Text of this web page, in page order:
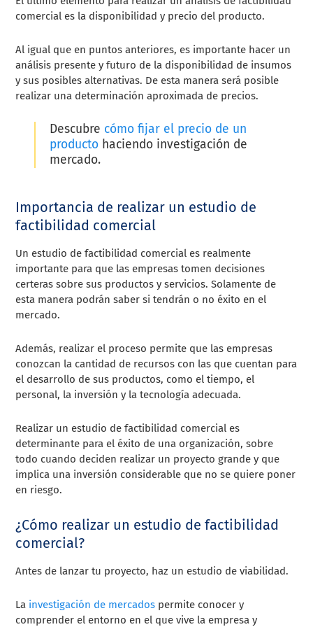
comercial es la disponibilidad y precio del producto.
Al igual que en puntos anteriores, es importante hacer un
análisis presente y futuro de la disponibilidad de insumos
y sus posibles alternativas. De esta manera será posible
realizar una determinación aproximada de precios.
Descubre cómo fijar el precio de un
productohaciendo investigación de
mercado.
Importancia de realizar un estudio de
factibilidad comercial
Un estudio de factibilidad comercial es realmente
importante para que las empresas tomen decisiones
certeras sobre sus productos y servicios. Solamente de
esta manera podrán saber si tendrán o no éxito en el
mercado.
Además, realizar el proceso permite que las empresas
conozcan la cantidad de recursos con las que cuentan para
el desarrollo de sus productos, como el tiempo, el
personal, la inversión y la tecnología adecuada.
Realizar un estudio de factibilidad comercial es
determinante para el éxito de una organización, sobre
todo cuando deciden realizar un proyecto grande y que
implica una inversión considerable que no se quiere poner
en riesgo.
¿Cómo realizar un estudio de factibilidad
comercial?
Antes de lanzar tu proyecto, haz un estudio de viabilidad.
La investigación de mercados permite conocer y
comprender el entorno en el que vive la empresa y